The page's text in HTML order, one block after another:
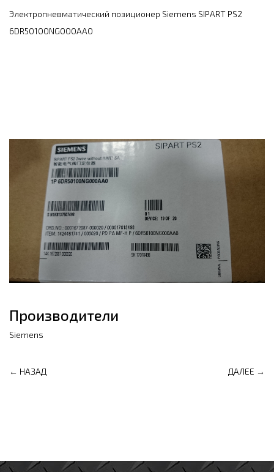
Электропневматический позиционер Siemens SIPART PS2
6DR50100NG000AA0
Производители
Siemens
← НАЗАД ДАЛЕЕ →